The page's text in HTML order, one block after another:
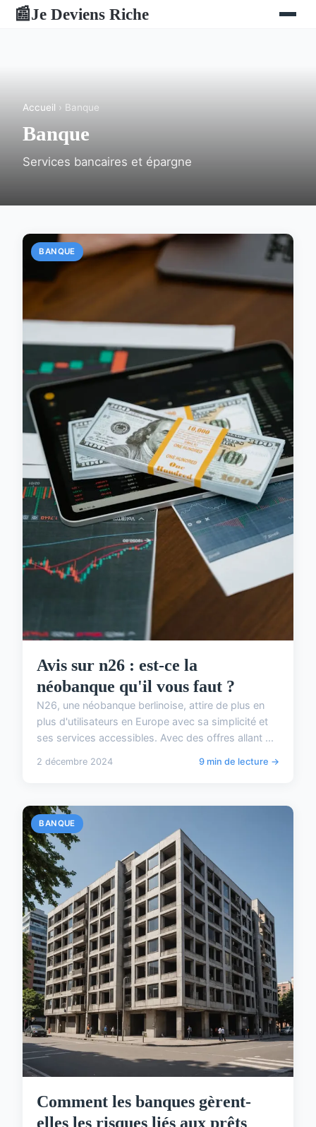
📰Je Deviens Riche
Accueil › Banque
Banque
Services bancaires et épargne
BANQUE
Avis sur n26 : est-ce la
néobanque qu'il vous faut ?
N26, une néobanque berlinoise, attire de plus en
plus d'utilisateurs en Europe avec sa simplicité et
ses services accessibles. Avec des offres allant ...
2 décembre 2024 9 min de lecture →
BANQUE
Comment les banques gèrent-
elles les risques liés aux prêts